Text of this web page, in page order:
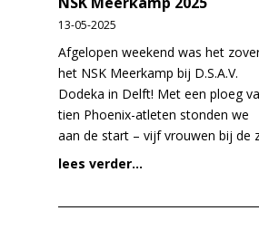
13-05-2025
Afgelopen weekend was het
het NSK Meerkamp bij D.S.A.V.
Dodeka in Delft! Met een ploeg
tien Phoenix-atleten stonden we
aan de start – vijf vrouwen bij de
lees verder...